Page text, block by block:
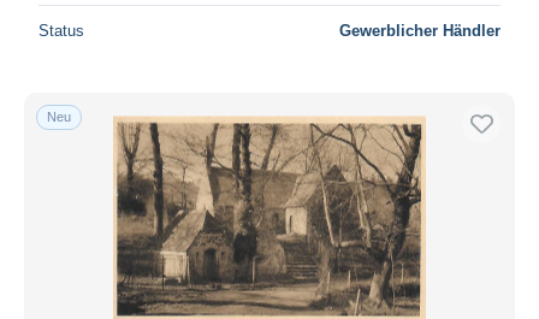
Status Gewerblicher Händler
Neu